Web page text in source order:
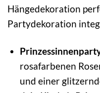
Hängedekoration
Partydekoration
rosafarbenen
und einer